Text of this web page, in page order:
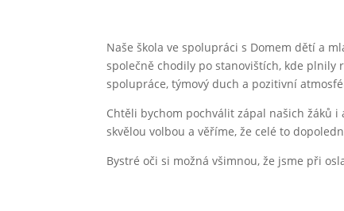
Naše škola ve spolupráci s Domem dětí a
společně chodily po stanovištích, kde plnily
spolupráce, týmový duch a pozitivní
Chtěli bychom pochválit zápal našich žáků
skvělou volbou a věříme, že celé to
Bystré oči si možná všimnou, že jsme při